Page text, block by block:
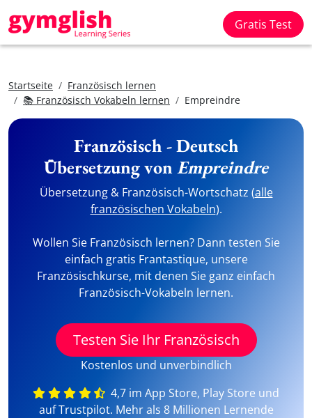
Gratis Test
Startseite
Französisch lernen
📚 Französisch Vokabeln lernen
Empreindre
Französisch - Deutsch
Übersetzung vonEmpreindre
Übersetzung & Französisch-Wortschatz (alle
französischen Vokabeln).
Wollen Sie Französisch lernen? Dann testen Sie
einfach gratis Frantastique, unsere
Französischkurse, mit denen Sie ganz einfach
Französisch-Vokabeln lernen.
Testen Sie Ihr Französisch
Kostenlos und unverbindlich
4,7 im App Store, Play Store und
auf Trustpilot. Mehr als 8 Millionen Lernende